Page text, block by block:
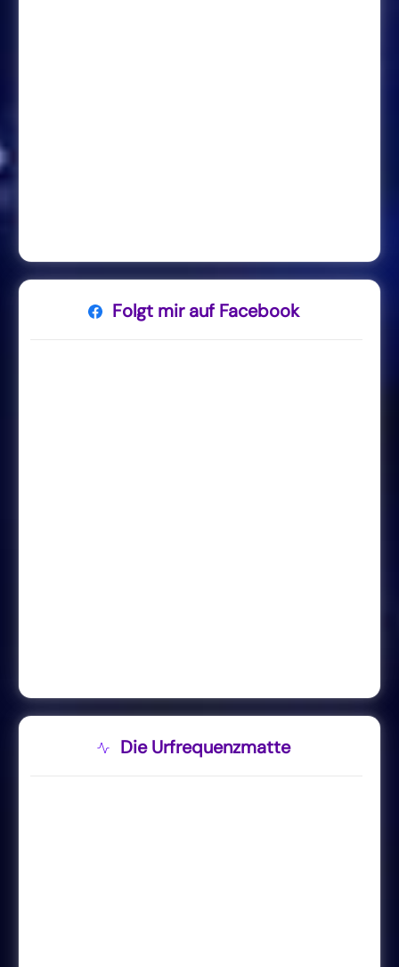
Folgt mir auf Facebook
Die Urfrequenzmatte